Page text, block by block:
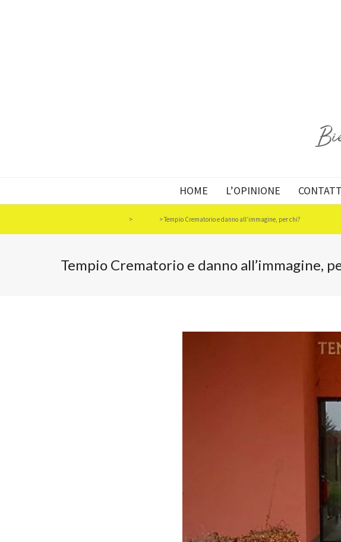
HOME L’OPINIONE
> >Tempio Crematorio e danno all’immagine, per chi?
Tempio Crematorio e danno all’immagine,